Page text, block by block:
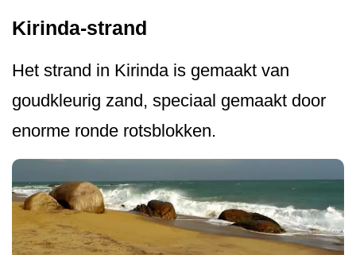
Kirinda-strand
Het strand in Kirinda is gemaakt van
goudkleurig zand, speciaal gemaakt door
enorme ronde rotsblokken.